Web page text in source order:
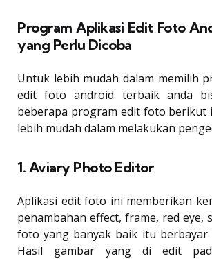
Program Aplikasi Edit Foto
yang Perlu Dicoba
Untuk lebih mudah dalam memilih
edit foto android terbaik anda
beberapa program edit foto berikut
lebih mudah dalam melakukan
1. Aviary Photo Editor
Aplikasi edit foto ini memberikan
penambahan effect, frame, red eye,
foto yang banyak baik itu berbayar
Hasil gambar yang di edit